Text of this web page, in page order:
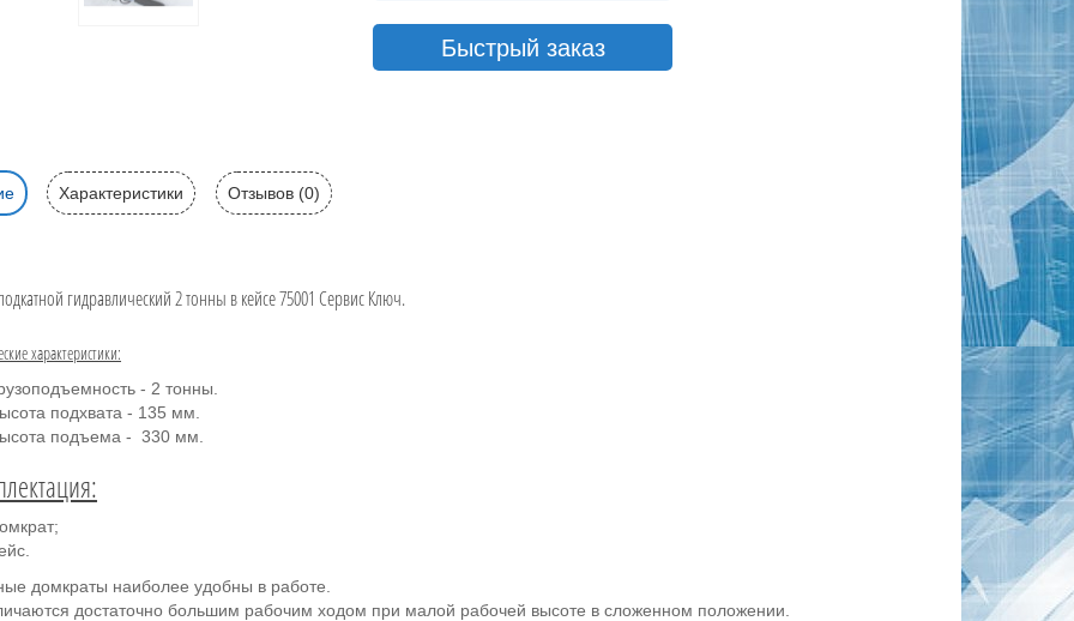
Быстрый заказ
Характеристики Отзывов (0)
гидравлический 2 тонны в кейсе 75001 Сервис Ключ.
характеристики:
- 2 тонны.
подхвата - 135 мм.
подъема - 330 мм.
домкраты наиболее удобны в работе.
достаточно большим рабочим ходом при малой рабочей высоте в сложенном положении.